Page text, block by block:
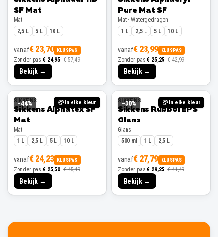
SF Mat
Mat
2,5 L
5 L 10 L
vanaf€ 23,70 KLUSPAS
Zonder pas € 24,95 € 57,49
Bekijk →
Pure Mat SF
Mat · Watergedragen
1 L
2,5 L 5 L 10 L
vanaf€ 23,99 KLUSPAS
Zonder pas € 25,25 € 42,99
Bekijk →
−44% In elke kleur
SIKKENS
Sikkens Alphatex SF
Mat
Mat
1 L
2,5 L 5 L 10 L
vanaf€ 24,23 KLUSPAS
Zonder pas € 25,50 € 45,49
Bekijk →
−30% In elke kleur
SIKKENS
Sikkens Rubbol EPS
Glans
Glans
500 ml
1 L 2,5 L
vanaf€ 27,79 KLUSPAS
Zonder pas € 29,25 € 41,49
Bekijk →